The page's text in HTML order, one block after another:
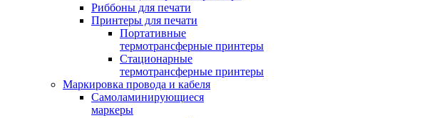
Риббоны для печати
Принтеры для печати
Портативные
термотрансферные принтеры
Стационарные
термотрансферные принтеры
Маркировка провода и кабеля
Самоламинирующиеся
маркеры